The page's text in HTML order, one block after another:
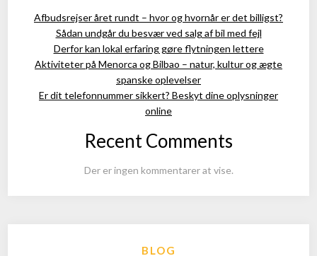
Afbudsrejser året rundt – hvor og hvornår er det billigst?
Sådan undgår du besvær ved salg af bil med fejl
Derfor kan lokal erfaring gøre flytningen lettere
Aktiviteter på Menorca og Bilbao – natur, kultur og ægte
spanske oplevelser
Er dit telefonnummer sikkert? Beskyt dine oplysninger
online
Recent Comments
Der er ingen kommentarer at vise.
BLOG